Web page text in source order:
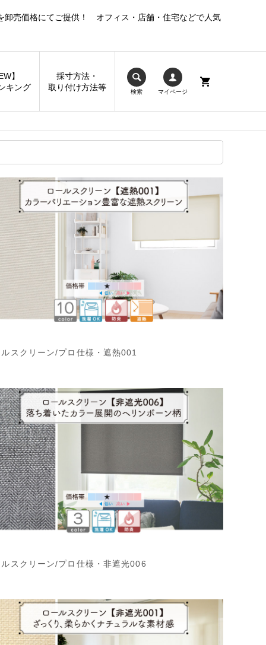
卸売価格にてご提供！ オフィス・店舗・住宅などで人気
】
キング
採寸方法・
取り付け方法等
検索 マイページ
スクリーン/プロ仕様・遮熱001
スクリーン/プロ仕様・非遮光006